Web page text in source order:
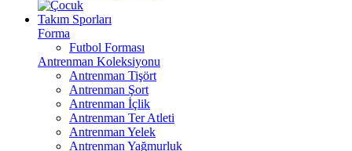
Takım Sporları
Forma
Futbol Forması
Antrenman Koleksiyonu
Antrenman Tişört
Antrenman Şort
Antrenman İçlik
Antrenman Ter Atleti
Antrenman Yelek
Antrenman Yağmurluk